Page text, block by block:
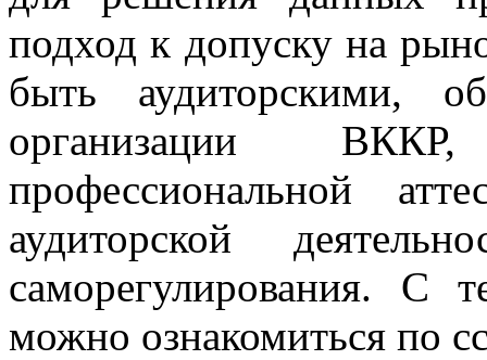
подход к допуску на
быть аудиторскими,
организации
профессиональной
аудиторской
саморегулирования. С
можно ознакомиться по